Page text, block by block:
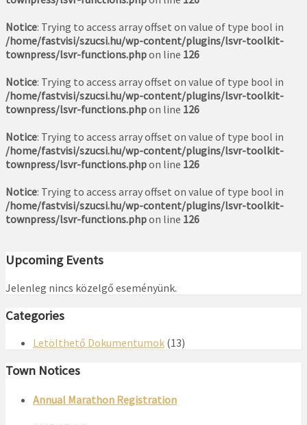
Notice: Trying to access array offset on value of type bool in
/home/fastvisi/szucsi.hu/wp-content/plugins/lsvr-toolkit-
townpress/lsvr-functions.phpon line 126
Notice: Trying to access array offset on value of type bool in
/home/fastvisi/szucsi.hu/wp-content/plugins/lsvr-toolkit-
townpress/lsvr-functions.phpon line 126
Notice: Trying to access array offset on value of type bool in
/home/fastvisi/szucsi.hu/wp-content/plugins/lsvr-toolkit-
townpress/lsvr-functions.phpon line 126
Notice: Trying to access array offset on value of type bool in
/home/fastvisi/szucsi.hu/wp-content/plugins/lsvr-toolkit-
townpress/lsvr-functions.phpon line 126
Upcoming Events
Jelenleg nincs közelgő eseményünk.
Categories
Letölthető Dokumentumok (13)
Town Notices
Annual Marathon Registration